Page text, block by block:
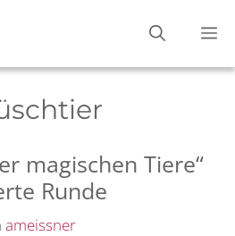
magischen Tiere“
Runde
ameissner